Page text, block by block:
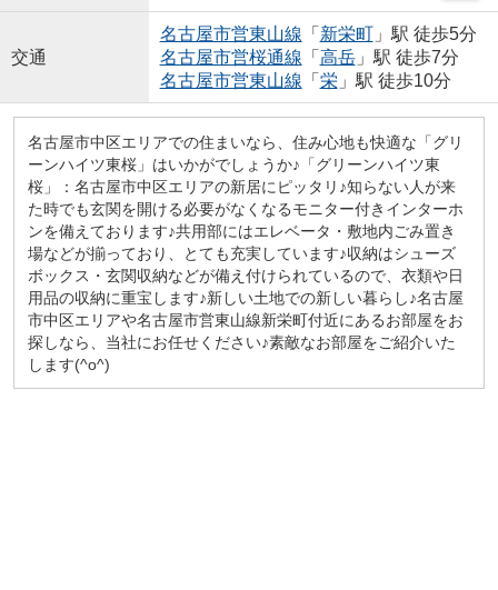
交通
名古屋市営東山線 「 新栄町」駅 徒歩5分
名古屋市営桜通線 「 高岳」駅 徒歩7分
名古屋市営東山線 「 栄」駅 徒歩10分
名古屋市中区エリアでの住まいなら、住み心地も快適な「グリ
ーンハイツ東桜」はいかがでしょうか♪「グリーンハイツ東
桜」：名古屋市中区エリアの新居にピッタリ♪知らない人が来
た時でも玄関を開ける必要がなくなるモニター付きインターホ
ンを備えております♪共用部にはエレベータ・敷地内ごみ置き
場などが揃っており、とても充実しています♪収納はシューズ
ボックス・玄関収納などが備え付けられているので、衣類や日
用品の収納に重宝します♪新しい土地での新しい暮らし♪名古屋
市中区エリアや名古屋市営東山線新栄町付近にあるお部屋をお
探しなら、当社にお任せください♪素敵なお部屋をご紹介いた
します(^o^)